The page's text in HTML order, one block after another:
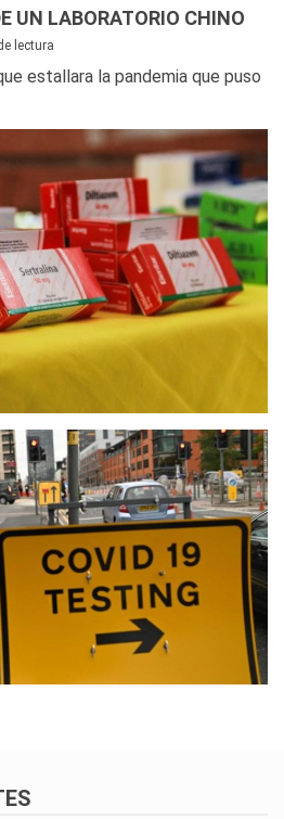
UN LABORATORIO CHINO
lectura
estallara la pandemia que puso